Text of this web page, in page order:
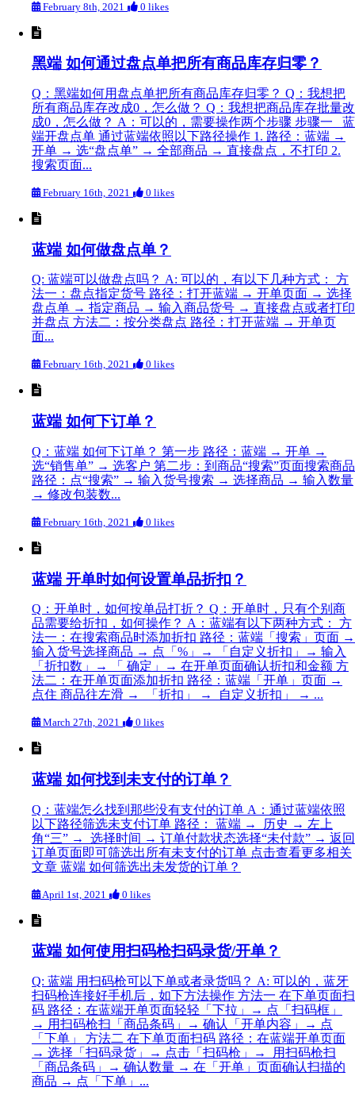
February 8th, 2021 0 likes
黑端 如何通过盘点单把所有商品库存归零？
Q：黑端如何用盘点单把所有商品库存归零？ Q：我想把
所有商品库存改成0，怎么做？ Q：我想把商品库存批量改
成0，怎么做？ A：可以的，需要操作两个步骤 步骤一 蓝
端开盘点单 通过蓝端依照以下路径操作 1. 路径：蓝端 →
开单 → 选“盘点单” → 全部商品 → 直接盘点，不打印 2.
搜索页面...
February 16th, 2021 0 likes
蓝端 如何做盘点单？
Q: 蓝端可以做盘点吗？ A: 可以的，有以下几种方式： 方
法一：盘点指定货号 路径：打开蓝端 → 开单页面 → 选择
盘点单 → 指定商品 → 输入商品货号 → 直接盘点或者打印
并盘点 方法二：按分类盘点 路径：打开蓝端 → 开单页
面...
February 16th, 2021 0 likes
蓝端 如何下订单？
Q：蓝端 如何下订单？ 第一步 路径：蓝端 → 开单 →
选“销售单” → 选客户 第二步：到商品“搜索”页面搜索商品
路径：点“搜索” → 输入货号搜索 → 选择商品 → 输入数量
→ 修改包装数...
February 16th, 2021 0 likes
蓝端 开单时如何设置单品折扣？
Q：开单时，如何按单品打折？ Q：开单时，只有个别商
品需要给折扣，如何操作？ A：蓝端有以下两种方式： 方
法一：在搜索商品时添加折扣 路径：蓝端「搜索」页面 →
输入货号选择商品 → 点「%」→ 「自定义折扣」→ 输入
「折扣数」→ 「 确定」→ 在开单页面确认折扣和金额 方
法二：在开单页面添加折扣 路径：蓝端「开单」页面 →
点住 商品往左滑 → 「折扣」 → 自定义折扣」 → ...
March 27th, 2021 0 likes
蓝端 如何找到未支付的订单？
Q：蓝端怎么找到那些没有支付的订单 A：通过蓝端依照
以下路径筛选未支付订单 路径： 蓝端 → 历史 → 左上
角“三” → 选择时间 → 订单付款状态选择“未付款” → 返回
订单页面即可筛选出所有未支付的订单 点击查看更多相关
文章 蓝端 如何筛选出未发货的订单？
April 1st, 2021 0 likes
蓝端 如何使用扫码枪扫码录货/开单？
Q: 蓝端 用扫码枪可以下单或者录货吗？ A: 可以的，蓝牙
扫码枪连接好手机后，如下方法操作 方法一 在下单页面扫
码 路径：在蓝端开单页面轻轻「下拉」→ 点「扫码框」
→ 用扫码枪扫「商品条码」→ 确认「开单内容」→ 点
「下单」 方法二 在下单页面扫码 路径：在蓝端开单页面
→ 选择「扫码录货」→ 点击「扫码枪」→ 用扫码枪扫
「商品条码」→ 确认数量 → 在「开单」页面确认扫描的
商品 → 点「下单」...